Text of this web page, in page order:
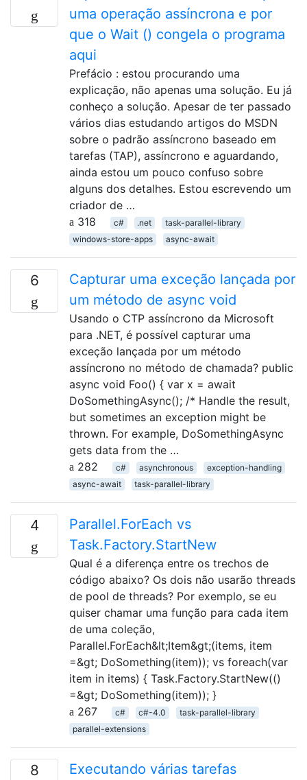
uma operação assíncrona e por
que o Wait () congela o programa
aqui
Prefácio : estou procurando uma
explicação, não apenas uma solução. Eu já
conheço a solução. Apesar de ter passado
vários dias estudando artigos do MSDN
sobre o padrão assíncrono baseado em
tarefas (TAP), assíncrono e aguardando,
ainda estou um pouco confuso sobre
alguns dos detalhes. Estou escrevendo um
criador de …
318
c# .net
task-parallel-library
windows-store-apps
async-await
6
Capturar uma exceção lançada por
um método de async void
Usando o CTP assíncrono da Microsoft
para .NET, é possível capturar uma
exceção lançada por um método
assíncrono no método de chamada? public
async void Foo() { var x = await
DoSomethingAsync(); /* Handle the result,
but sometimes an exception might be
thrown. For example, DoSomethingAsync
gets data from the …
282
c# asynchronous
exception-handling
async-await
task-parallel-library
4
Parallel.ForEach vs
Task.Factory.StartNew
Qual é a diferença entre os trechos de
código abaixo? Os dois não usarão threads
de pool de threads? Por exemplo, se eu
quiser chamar uma função para cada item
de uma coleção,
Parallel.ForEach&lt;Item&gt;(items, item
=&gt; DoSomething(item)); vs foreach(var
item in items) { Task.Factory.StartNew(()
=&gt; DoSomething(item)); }
267
c# c#-4.0
task-parallel-library
parallel-extensions
8
Executando várias tarefas